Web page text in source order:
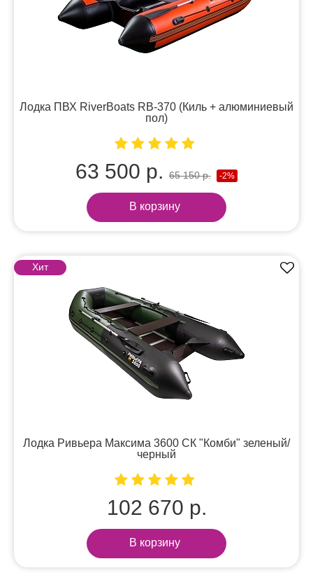
Лодка ПВХ RiverBoats RB-370 (Киль + алюминиевый
пол)
63 500 р. 65 150 р. -2%
В корзину
Хит
Лодка Ривьера Максима 3600 СК "Комби" зеленый/
черный
102 670 р.
В корзину